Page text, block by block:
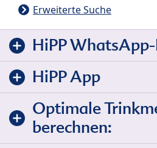
Erweiterte Suche
HiPP
HiPP App
Optimale
berechnen: